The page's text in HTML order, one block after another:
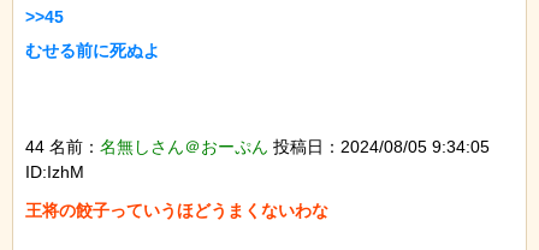
>>45
むせる前に死ぬよ
44 名前： 名無しさん＠おーぷん 投稿日：2024/08/05 9:34:05
ID:IzhM
王将の餃子っていうほどうまくないわな